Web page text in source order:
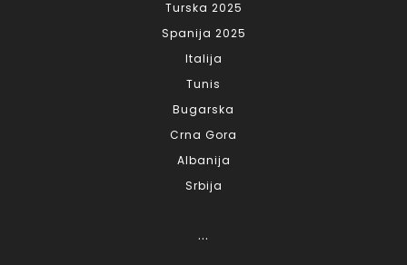
Turska 2025
Spanija 2025
Italija
Tunis
Bugarska
Crna Gora
Albanija
Srbija
...